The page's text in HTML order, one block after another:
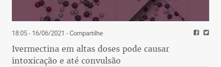
18:05 - 16/06/2021 - Compartilhe
Ivermectina em altas doses pode causar
intoxicação e até convulsão